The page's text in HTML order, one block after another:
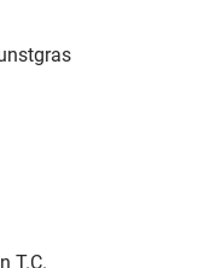
T.C.